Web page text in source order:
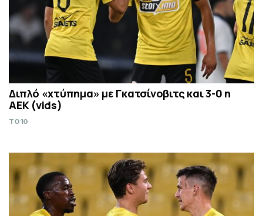
Διπλό «χτύπημα» με Γκατσίνοβιτς και 3-0 η
ΑΕΚ (vids)
TO10